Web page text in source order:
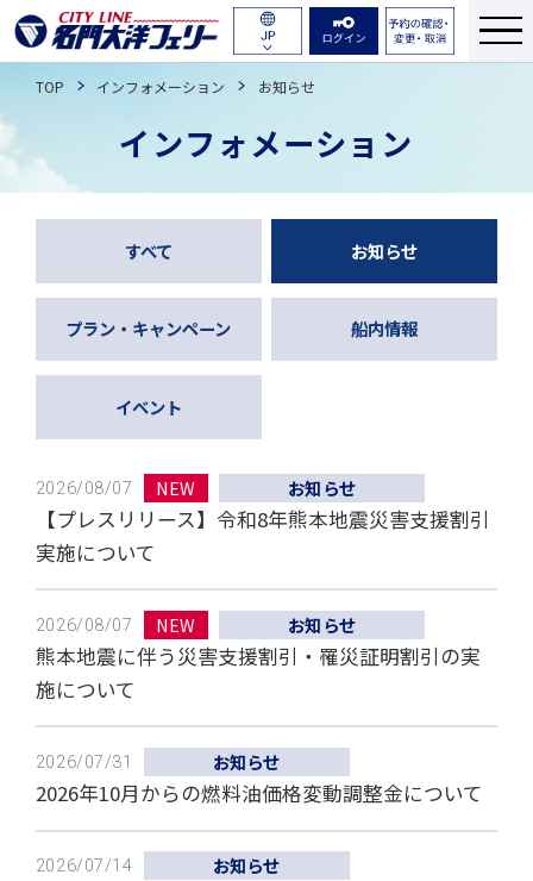
繁体中文
한국어
航路・ダイヤ
運賃・料金
船舶紹介
のりば・乗船のながれ
予約について
よくある質問
お問い合わせ
シティラインカード
TOP インフォメーション お知らせ
インフォメーション
すべて お知らせ
プラン・キャンペーン 船内情報
イベント
2026/08/07 NEW お知らせ
【プレスリリース】令和8年熊本地震災害支援割引
実施について
2026/08/07 NEW お知らせ
熊本地震に伴う災害支援割引・罹災証明割引の実
施について
2026/07/31 お知らせ
2026年10月からの燃料油価格変動調整金について
2026/07/14 お知らせ